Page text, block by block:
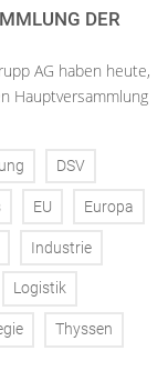
DER T
AG haben heute,
Hauptversammlung
DSV
EU Europa
Industrie
Logistik
Thyssen